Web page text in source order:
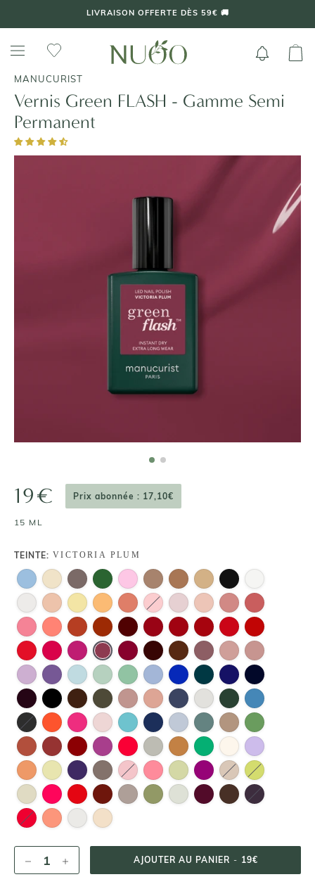
LIVRAISON OFFERTE DÈS 59€ 🚚
MANUCURIST
Vernis Green FLASH - Gamme Semi
Permanent
19€ Prix abonnée : 17,10€
15 ML
TEINTE: VICTORIA PLUM
AJOUTER AU PANIER - 19€